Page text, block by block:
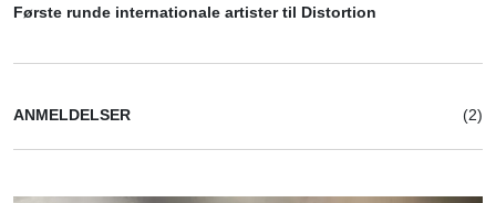
Første runde internationale artister til Distortion
ANMELDELSER (2)